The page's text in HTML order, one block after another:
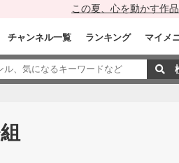
この夏、心を動かす作
チャンネル一覧 ランキング マイメ